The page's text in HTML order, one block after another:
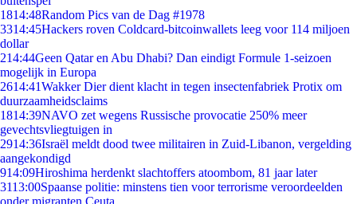
1814:48Random Pics van de Dag #1978
3314:45Hackers roven Coldcard-bitcoinwallets leeg voor 114 miljoen
dollar
214:44Geen Qatar en Abu Dhabi? Dan eindigt Formule 1-seizoen
mogelijk in Europa
2614:41Wakker Dier dient klacht in tegen insectenfabriek Protix om
duurzaamheidsclaims
1814:39NAVO zet wegens Russische provocatie 250% meer
gevechtsvliegtuigen in
2914:36Israël meldt dood twee militairen in Zuid-Libanon, vergelding
aangekondigd
914:09Hiroshima herdenkt slachtoffers atoombom, 81 jaar later
3113:00Spaanse politie: minstens tien voor terrorisme veroordeelden
onder migranten Ceuta